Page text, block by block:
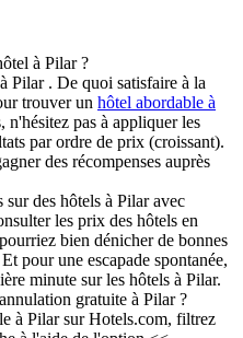
à Pilar ?
Pilar . De quoi satisfaire à la
trouver un hôtel abordable à
pas à appliquer les
par ordre de prix (croissant).
des récompenses auprès
sur des hôtels à Pilar avec
les prix des hôtels en
bien dénicher de bonnes
pour une escapade spontanée,
minute sur les hôtels à Pilar.
gratuite à Pilar ?
à Pilar sur Hotels.com, filtrez